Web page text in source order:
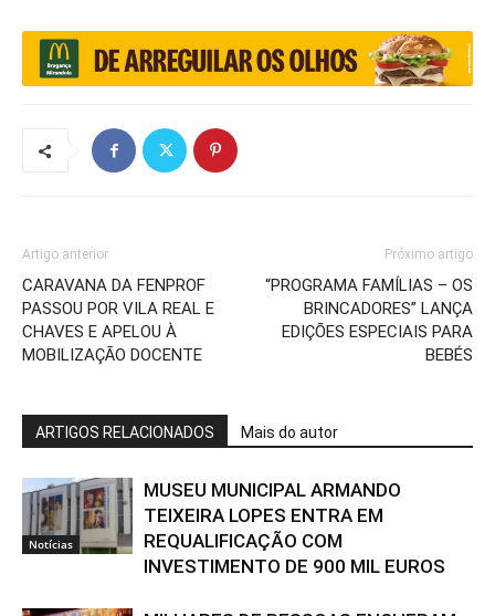
Artigo anterior
CARAVANA DA FENPROF
PASSOU POR VILA REAL E
CHAVES E APELOU À
MOBILIZAÇÃO DOCENTE
Próximo artigo
“PROGRAMA FAMÍLIAS – OS
BRINCADORES” LANÇA
EDIÇÕES ESPECIAIS PARA
BEBÉS
ARTIGOS RELACIONADOS Mais do autor
Notícias
MUSEU MUNICIPAL ARMANDO
TEIXEIRA LOPES ENTRA EM
REQUALIFICAÇÃO COM
INVESTIMENTO DE 900 MIL EUROS